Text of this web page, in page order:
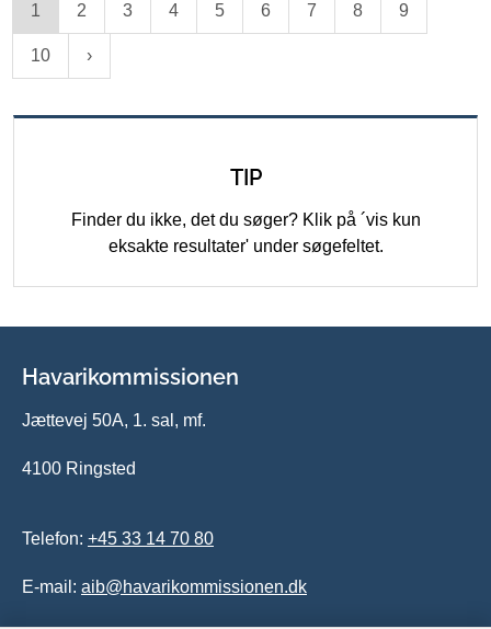
1 2 3 4 5 6 7 8 9
10
TIP
Finder du ikke, det du søger? Klik på ´vis kun
eksakte resultater' under søgefeltet.
Havarikommissionen
Jættevej 50A, 1. sal, mf.
4100 Ringsted
Telefon: +45 33 14 70 80
E-mail: aib@havarikommissionen.dk